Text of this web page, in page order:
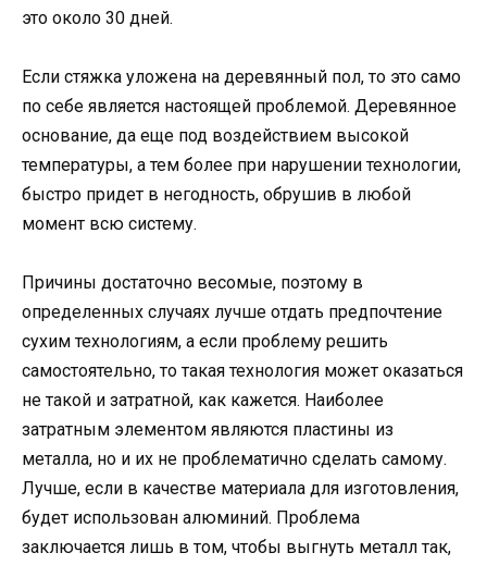
это около 30 дней.
Если стяжка уложена на деревянный пол, то это само
по себе является настоящей проблемой. Деревянное
основание, да еще под воздействием высокой
температуры, а тем более при нарушении технологии,
быстро придет в негодность, обрушив в любой
момент всю систему.
Причины достаточно весомые, поэтому в
определенных случаях лучше отдать предпочтение
сухим технологиям, а если проблему решить
самостоятельно, то такая технология может оказаться
не такой и затратной, как кажется. Наиболее
затратным элементом являются пластины из
металла, но и их не проблематично сделать самому.
Лучше, если в качестве материала для изготовления,
будет использован алюминий. Проблема
заключается лишь в том, чтобы выгнуть металл так,